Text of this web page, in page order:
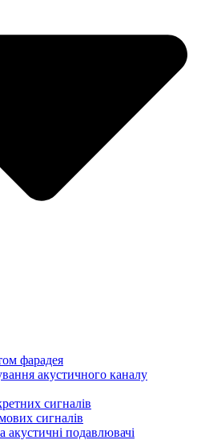
фарадея
акустичного каналу
сигналів
сигналів
акустичні подавлювачі